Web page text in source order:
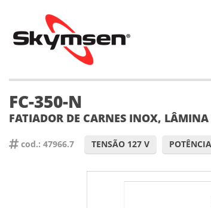
FC-350-N
FATIADOR DE CARNES INOX,
cod.: 47966.7 TENSÃO 127 V